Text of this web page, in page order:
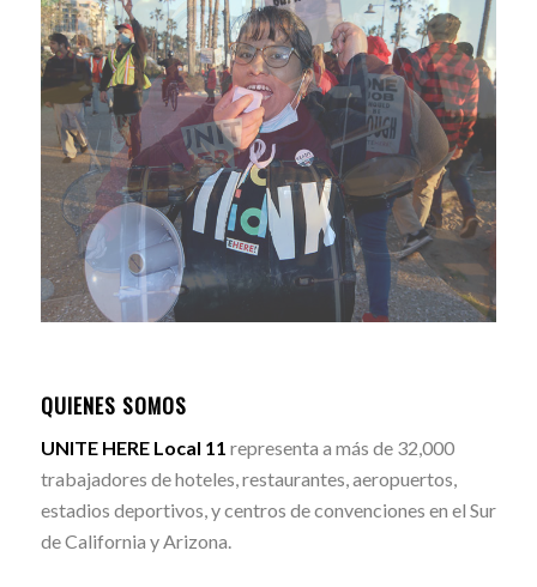
QUIENES SOMOS
UNITE HERE Local 11 representa a más de 32,000
trabajadores de hoteles, restaurantes, aeropuertos,
estadios deportivos, y centros de convenciones en el Sur
de California y Arizona.